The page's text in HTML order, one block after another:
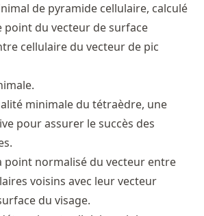
de pyramide cellulaire, calculé
du vecteur de surface
cellulaire du vecteur de pic
minimale du tétraèdre, une
pour assurer le succès des
point normalisé du vecteur entre
voisins avec leur vecteur
du visage.